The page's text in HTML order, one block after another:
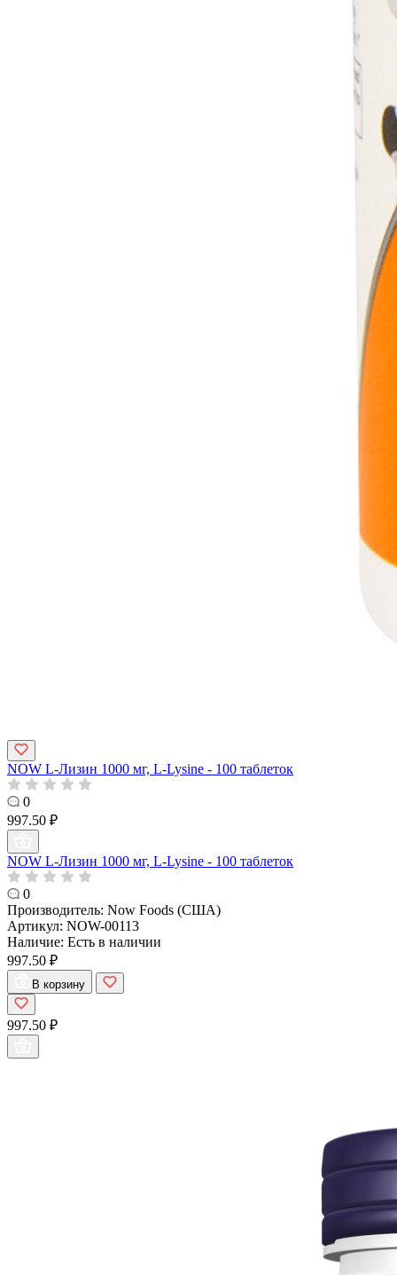
NOW L-Лизин 1000 мг, L-Lysine - 100 таблеток
0
997.50 ₽
NOW L-Лизин 1000 мг, L-Lysine - 100 таблеток
0
Производитель: Now Foods (США)
Артикул: NOW-00113
Наличие: Есть в наличии
997.50 ₽
В корзину
997.50 ₽